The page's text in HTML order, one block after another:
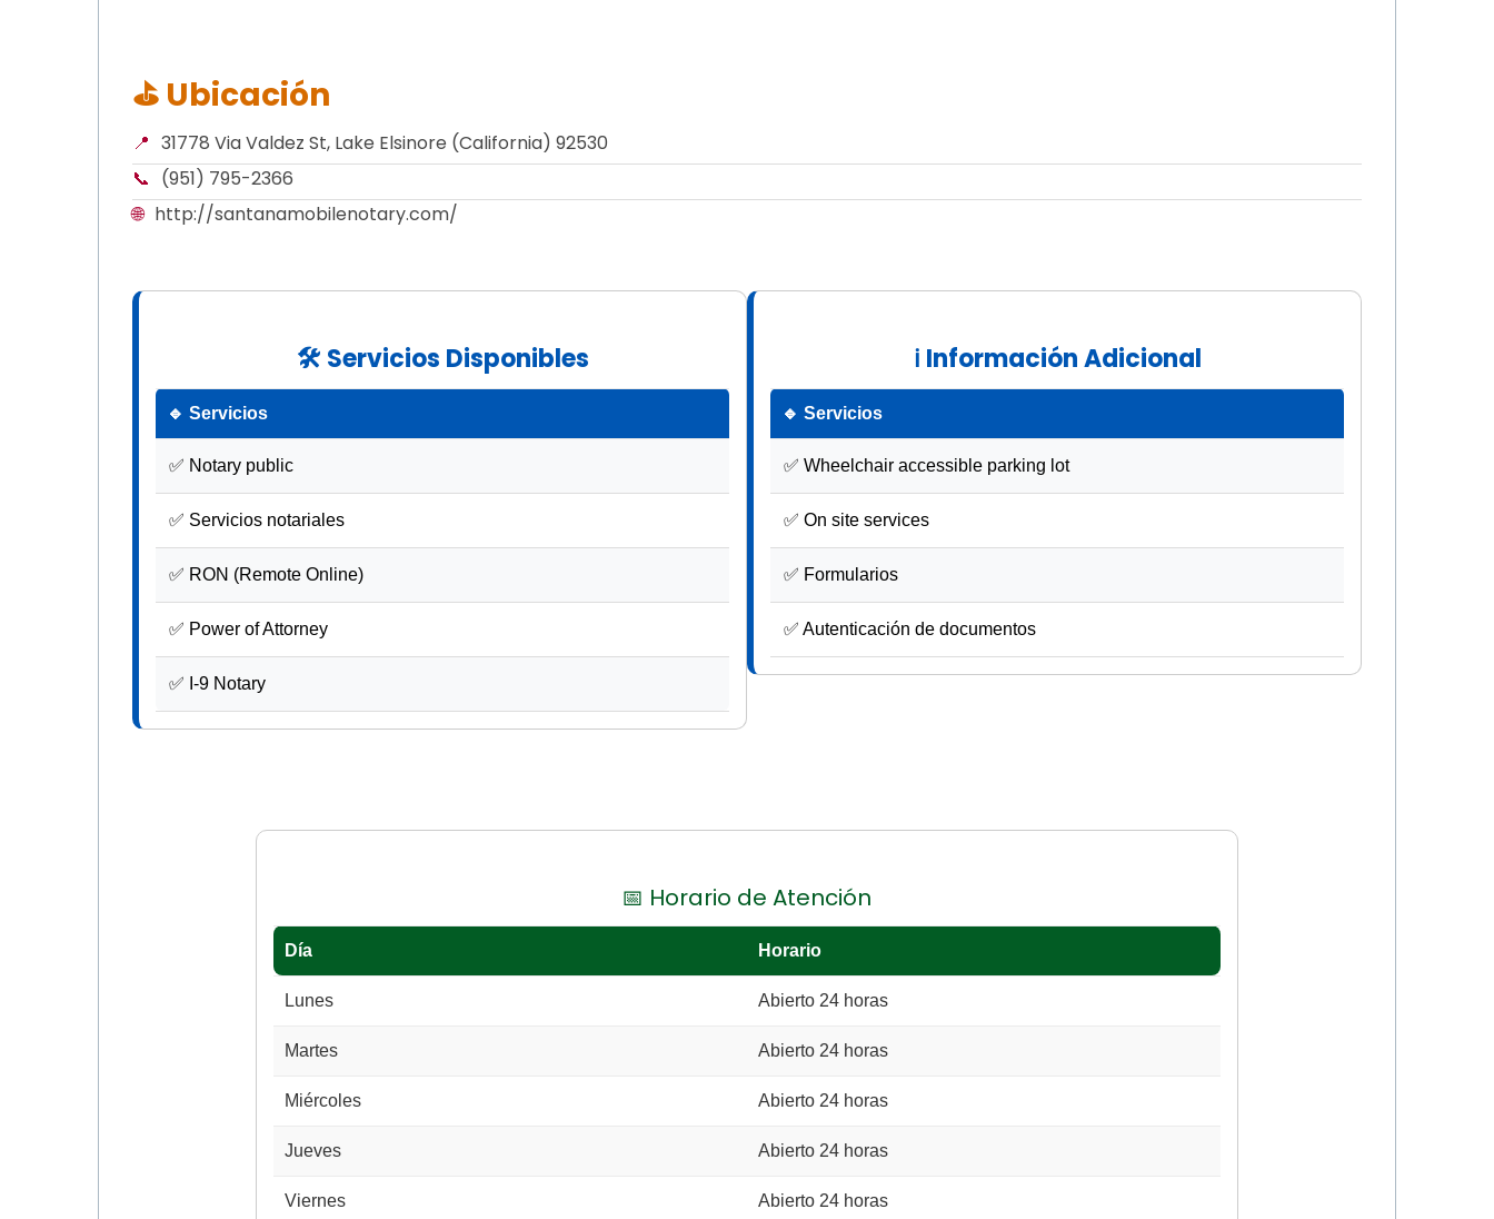
⛳ Ubicación
📍 31778 Via Valdez St, Lake Elsinore (California) 92530
📞 (951) 795-2366
🌐 http://santanamobilenotary.com/
🛠 Servicios Disponibles
🔹 Servicios
✅ Notary public
✅ Servicios notariales
✅ RON (Remote Online)
✅ Power of Attorney
✅ I-9 Notary
ℹ Información Adicional
🔹 Servicios
✅ Wheelchair accessible parking lot
✅ On site services
✅ Formularios
✅ Autenticación de documentos
📅 Horario de Atención
Día Horario
Lunes Abierto 24 horas
Martes Abierto 24 horas
Miércoles Abierto 24 horas
Jueves Abierto 24 horas
Viernes Abierto 24 horas